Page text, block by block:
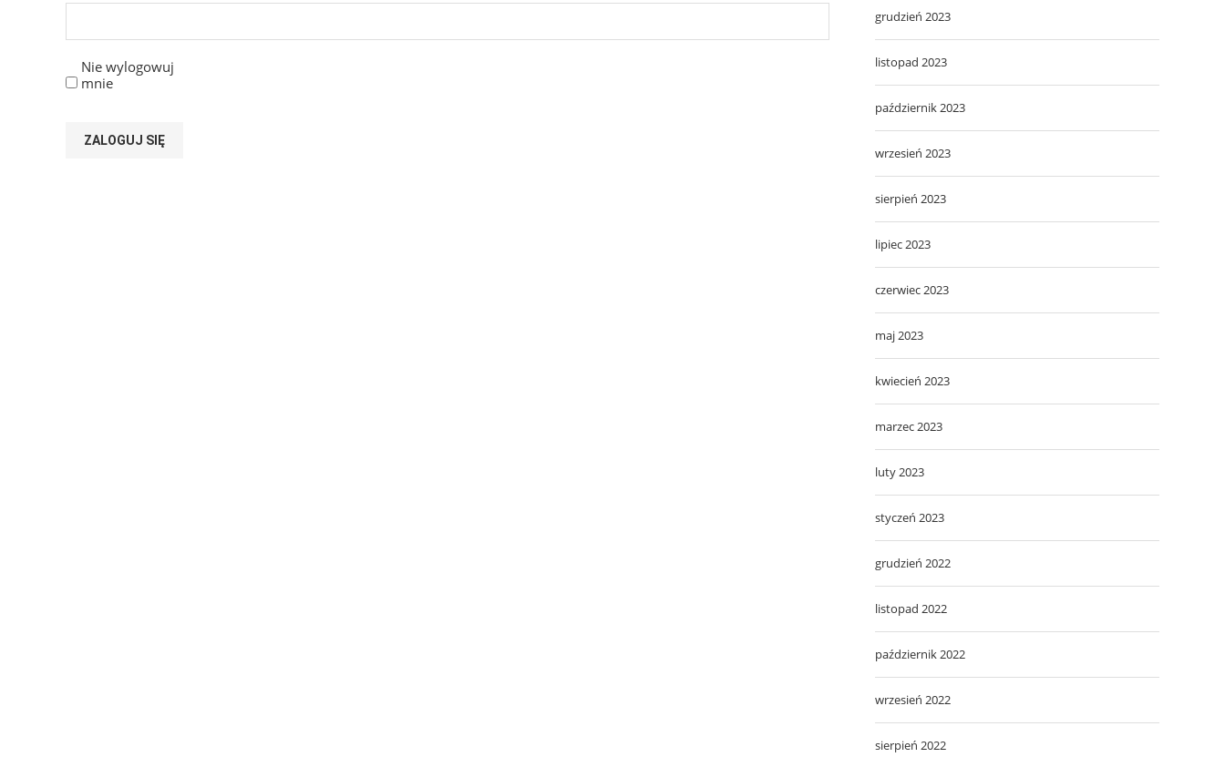
Nie wylogowuj
mnie
ZALOGUJ SIĘ
grudzień 2023
listopad 2023
październik 2023
wrzesień 2023
sierpień 2023
lipiec 2023
czerwiec 2023
maj 2023
kwiecień 2023
marzec 2023
luty 2023
styczeń 2023
grudzień 2022
listopad 2022
październik 2022
wrzesień 2022
sierpień 2022